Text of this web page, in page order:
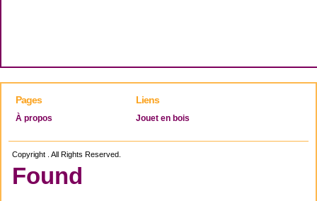
Pages
À propos
Liens
Jouet en bois
Copyright . All Rights Reserved.
Found